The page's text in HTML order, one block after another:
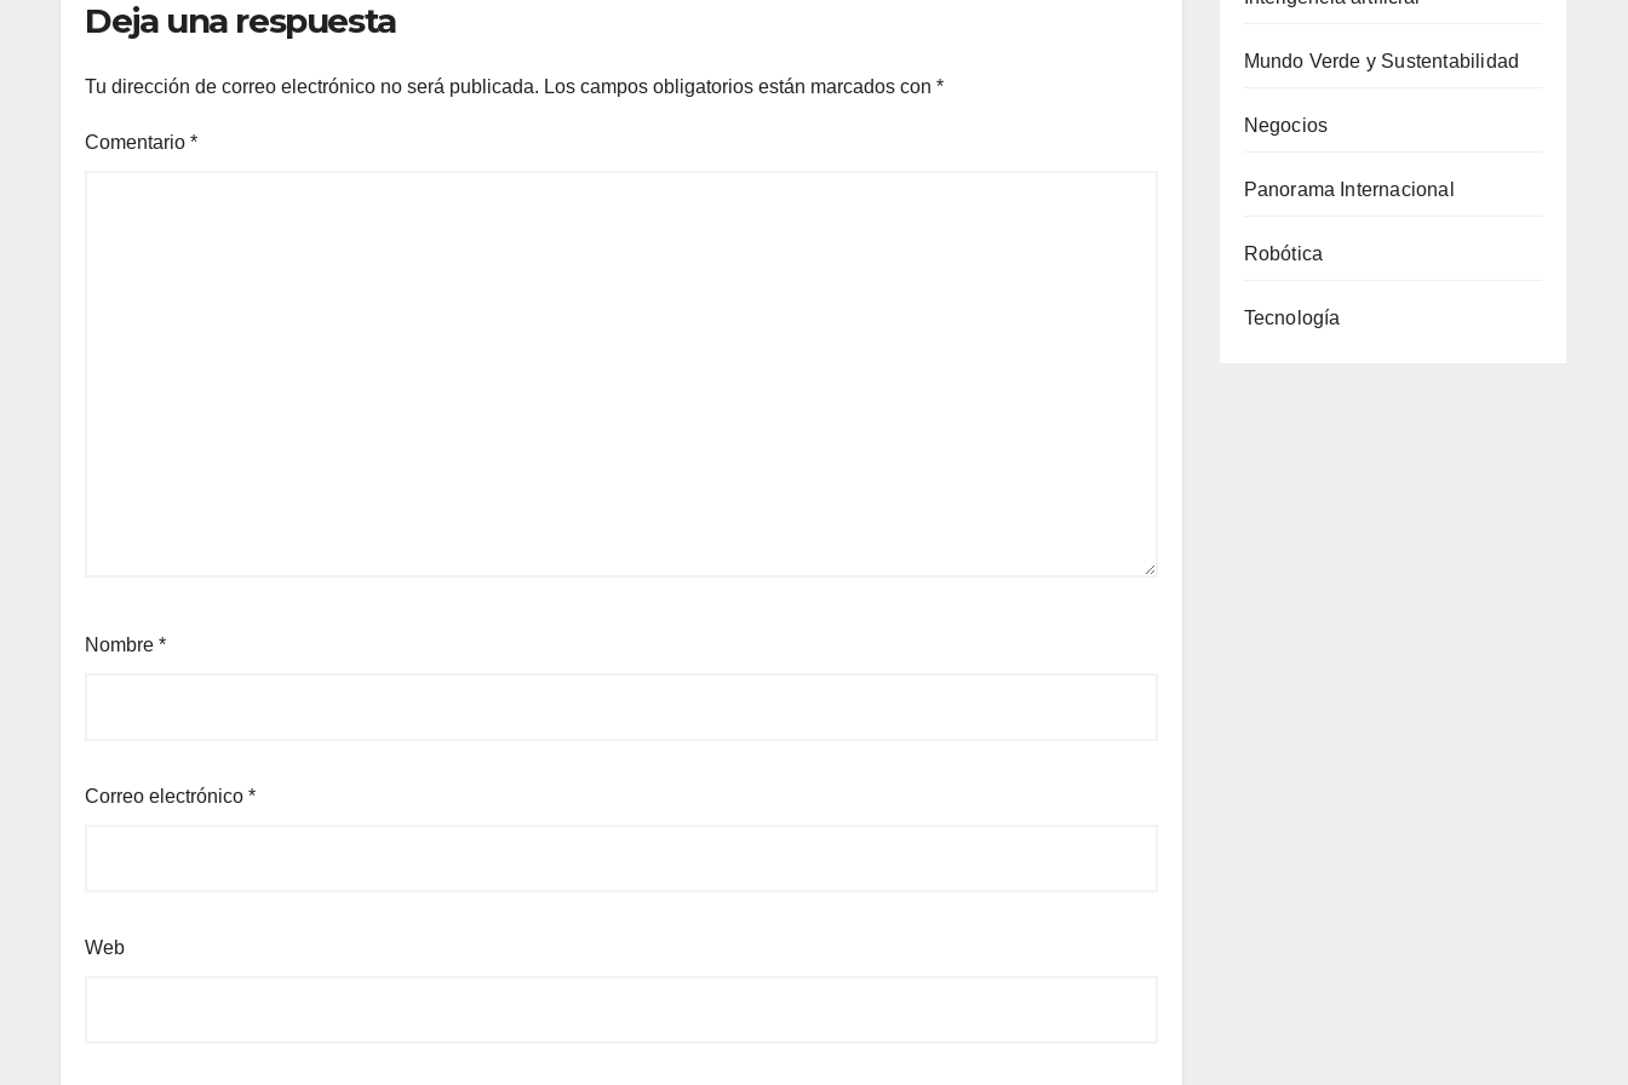
Deja una respuesta
Tu dirección de correo electrónico no será publicada. Los campos obligatorios están marcados con *
Comentario *
Nombre *
Correo electrónico *
Web
Mundo Verde y Sustentabilidad
Negocios
Panorama Internacional
Robótica
Tecnología